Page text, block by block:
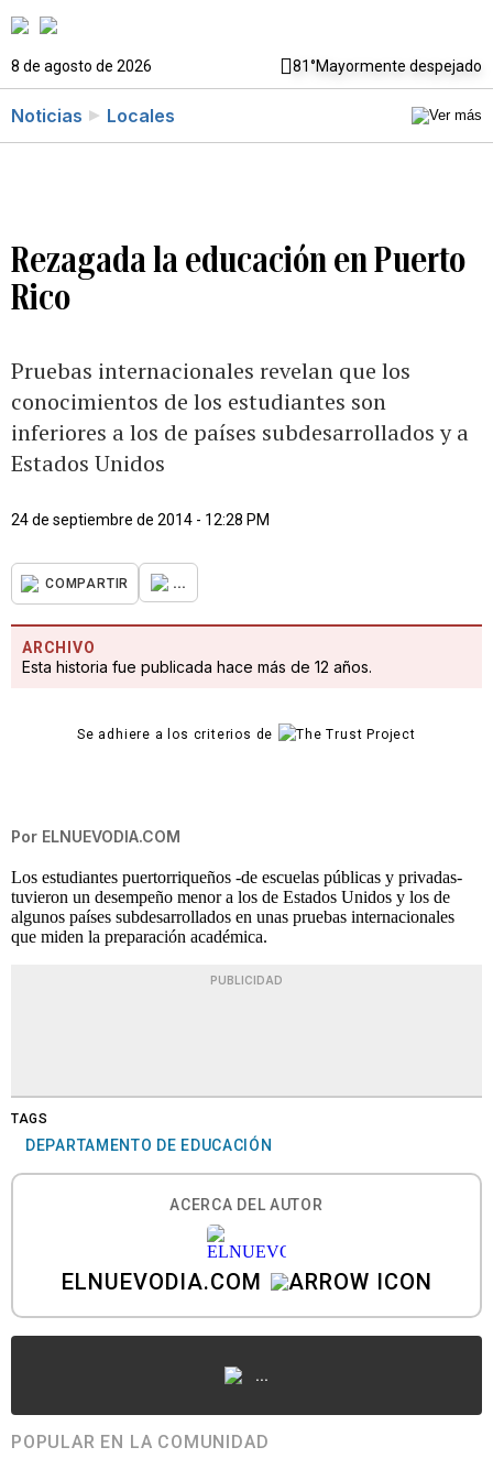
8 de agosto de 2026 81°Mayormente despejado
Noticias Locales
Rezagada la educación en Puerto
Rico
Pruebas internacionales revelan que los
conocimientos de los estudiantes son
inferiores a los de países subdesarrollados y a
Estados Unidos
24 de septiembre de 2014 - 12:28 PM
COMPARTIR ...
ARCHIVO
Esta historia fue publicada hace más de 12 años.
Se adhiere a los criterios de
Por ELNUEVODIA.COM
Los estudiantes puertorriqueños -de escuelas públicas y privadas-
tuvieron un desempeño menor a los de Estados Unidos y los de
algunos países subdesarrollados en unas pruebas internacionales
que miden la preparación académica.
PUBLICIDAD
TAGS
DEPARTAMENTO DE EDUCACIÓN
ACERCA DEL AUTOR
ELNUEVODIA.COM
...
POPULAR EN LA COMUNIDAD